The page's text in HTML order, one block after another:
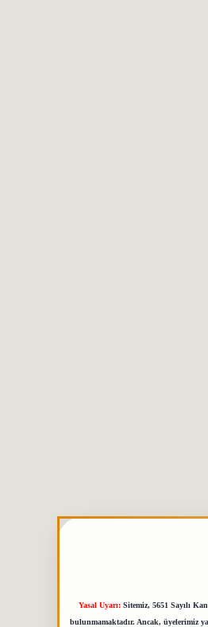
Yasal Uyarı: Sitemiz, 5651 Sayılı
bulunmamaktadır. Ancak, üyelerimiz